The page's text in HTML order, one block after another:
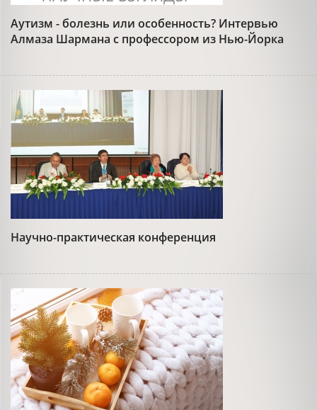
Аутизм - болезнь или особенность? Интервью
Алмаза Шармана с профессором из Нью-Йорка
Научно-практическая конференция